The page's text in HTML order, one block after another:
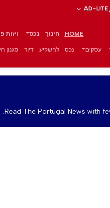
AD-LITE
HOME חינוך נכס ויזות
עסקים נכס להשקיע דיור סגנון
Read The Portugal News with